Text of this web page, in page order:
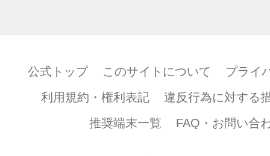
公式トップ このサイトについて
プライ
利用規約・権利表記
違反行為に対する
推奨端末一覧
FAQ・お問い合